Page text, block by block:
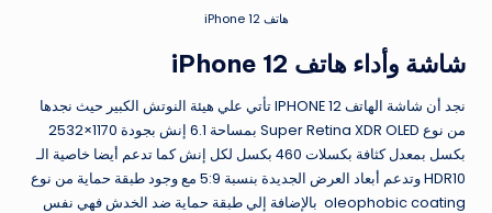
هاتف iPhone 12
شاشة وأداء هاتف iPhone 12
نجد أن شاشة الهاتف IPHONE 12 تأتي علي هيئة النوتش الكبير حيث نجدها
من نوع Super Retina XDR OLED بمساحة 6.1 إنش بجودة 1170×2532
بكسل بمعدل كثافة بكسلات 460 بكسل لكل إنش كما تدعم أيضا خاصية الـ
HDR10 وتدعم أبعاد العرض الجديدة بنسبة 5:9 مع وجود طبقة حماية من نوع
oleophobic coating بالإضافة إلي طبقة حماية ضد الخدش فهي نفس